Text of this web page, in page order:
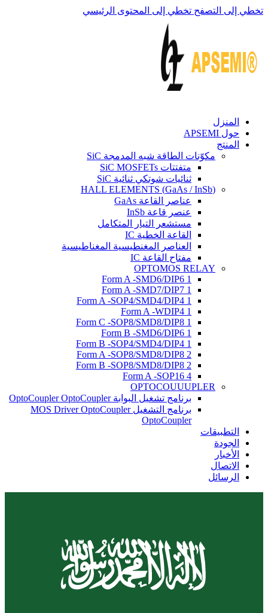
تخطي إلى التصفح تخطي إلى المحتوى الرئيسي
المنزل
حول APSEMI
المنتج
مكوّنات الطاقة شبه المدمجة SiC
متفتتات SiC MOSFETs
ثنائيات شوتكي ثنائية SiC
(GaAs / InSb) HALL ELEMENTS
عناصر القاعة GaAs
عنصر قاعة InSb
مستشعر التيار المتكامل
القاعة الخطية IC
العناصر المغنطيسية المغناطيسية
مفتاح القاعة IC
OPTOMOS RELAY
1 Form A -SMD6/DIP6
1 Form A -SMD7/DIP7
1 Form A -SOP4/SMD4/DIP4
1 Form A -WDIP4
1 Form C -SOP8/SMD8/DIP8
1 Form B -SMD6/DIP6
1 Form B -SOP4/SMD4/DIP4
2 Form A -SOP8/SMD8/DIP8
2 Form B -SOP8/SMD8/DIP8
4 Form A -SOP16
OPTOCOUUUPLER
برنامج تشغيل البوابة OptoCoupler OptoCoupler
برنامج التشغيل MOS Driver OptoCoupler
OptoCoupler
التطبيقات
الجودة
الأخبار
الاتصال
الرسائل